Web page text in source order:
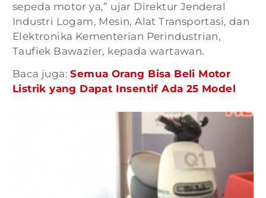
sepeda motor ya,” ujar Direktur Jenderal
Industri Logam, Mesin, Alat Transportasi, dan
Elektronika Kementerian Perindustrian,
Taufiek Bawazier, kepada wartawan.
Baca juga:Semua Orang Bisa Beli Motor
Listrik yang Dapat Insentif Ada 25 Model